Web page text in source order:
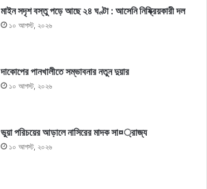
মাইন সদৃশ বস্তু পড়ে আছে ২৪ ঘণ্টা : আসেনি নিষ্ক্রিয়কারী দল
১০ আগস্ট, ২০২৬
দাকোপের পানখালীতে সম্ভাবনার নতুন দুয়ার
১০ আগস্ট, ২০২৬
ভুয়া পরিচয়ের আড়ালে নাসিরের মাদক সা¤্রাজ্য
১০ আগস্ট, ২০২৬